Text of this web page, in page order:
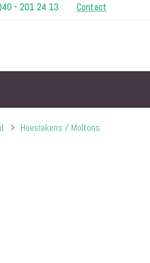
- 201 24 13 Contact
Hoeslakens / Moltons